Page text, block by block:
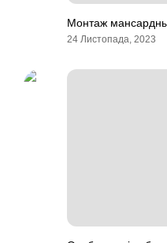
Монтаж
24 Листопада, 2023